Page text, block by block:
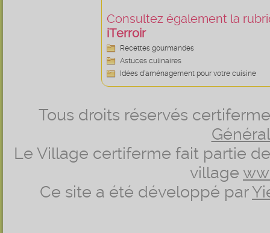
Consultez également la
iTerroir
Recettes gourmandes
Astuces culinaires
Idées d’aménagement pour votre cuisine
Tous droits réservés
Le Village certiferme fait partie
village
Ce site a été développé par